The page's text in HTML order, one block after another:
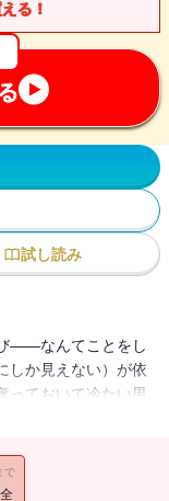
る！
試し読み
――なんてことをし
しか見えない）が依
ておいて冷たい男
その依頼とは、世
も大胆！？ ――で
など抱くはずがな
で